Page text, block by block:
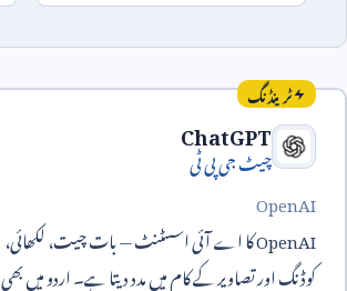
ٹرینڈنگ
ChatGPT
چیٹ جی پی ٹی
OpenAI
OpenAIکا اے آئی اسسٹنٹ — بات چیت، لکھائی،
کوڈنگ اور تصاویر کے کام میں مدد دیتا ہے۔ اردو میں بھی